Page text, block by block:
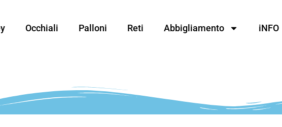
Occhiali Palloni Reti Abbigliamento iNFO